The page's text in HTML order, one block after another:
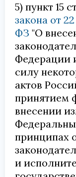
5) пункт 15
закона от
ФЗ "О
Федерации
силу
актов
принятием
внесении
принципах
и